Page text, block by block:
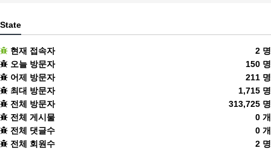
State
현재 접속자
2 명
오늘 방문자
150 명
어제 방문자
211 명
최대 방문자
1,715 명
전체 방문자
313,725 명
전체 게시물
0 개
전체 댓글수
0 개
전체 회원수
2 명